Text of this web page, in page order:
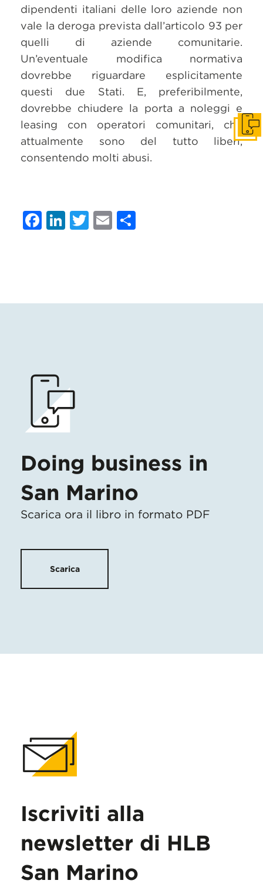
dipendenti italiani delle loro aziende non
vale la deroga prevista dall’articolo 93 per
quelli di aziende comunitarie.
Un’eventuale modifica normativa
dovrebbe riguardare esplicitamente
questi due Stati. E, preferibilmente,
dovrebbe chiudere la porta a noleggi e
leasing con operatori comunitari, che
attualmente sono del tutto liberi,
consentendo molti abusi.
Facebook
LinkedIn
Twitter
Email
Doing business in
San Marino
Scarica ora il libro in formato PDF
Scarica
Iscriviti alla
newsletter di HLB
San Marino
Get